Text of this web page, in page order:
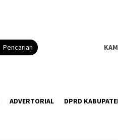
Pencarian
ADVERTORIAL DPRD